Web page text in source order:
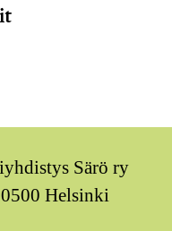
Särö ry
Helsinki